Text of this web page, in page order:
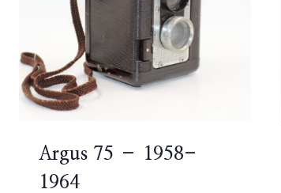
Argus 75 – 1958-
1964